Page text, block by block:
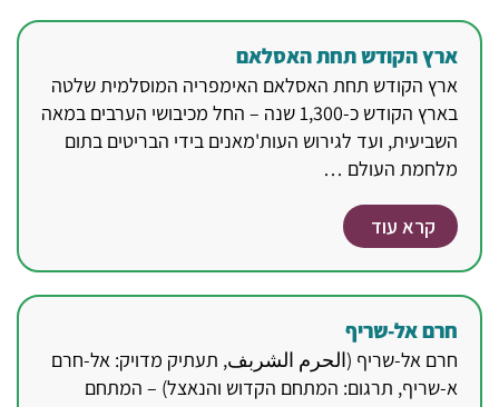
ארץ הקודש תחת האסלאם
ארץ הקודש תחת האסלאם האימפריה המוסלמית שלטה
בארץ הקודש כ-1,300 שנה – החל מכיבושי הערבים במאה
השביעית, ועד לגירוש העות'מאנים בידי הבריטים בתום
מלחמת העולם …
קרא עוד
חרם אל-שריף
חרם אל-שריף (الحرم الشربف, תעתיק מדויק: אל-חרם
א-שריף, תרגום: המתחם הקדוש והנאצל) – המתחם